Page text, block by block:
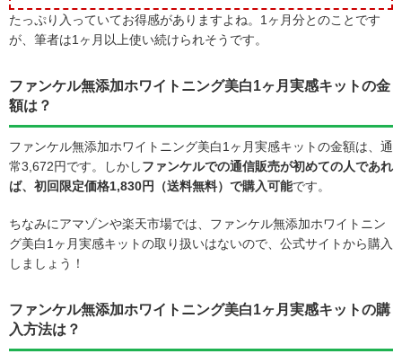
たっぷり入っていてお得感がありますよね。1ヶ月分とのことです
が、筆者は1ヶ月以上使い続けられそうです。
ファンケル無添加ホワイトニング美白1ヶ月実感キットの金
額は？
ファンケル無添加ホワイトニング美白1ヶ月実感キットの金額は、通
常3,672円です。しかしファンケルでの通信販売が初めての人であれ
ば、初回限定価格1,830円（送料無料）で購入可能です。
ちなみにアマゾンや楽天市場では、ファンケル無添加ホワイトニン
グ美白1ヶ月実感キットの取り扱いはないので、公式サイトから購入
しましょう！
ファンケル無添加ホワイトニング美白1ヶ月実感キットの購
入方法は？